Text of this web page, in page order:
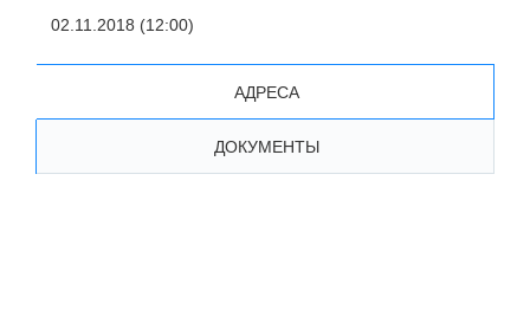
02.11.2018 (12:00)
АДРЕСА
ДОКУМЕНТЫ